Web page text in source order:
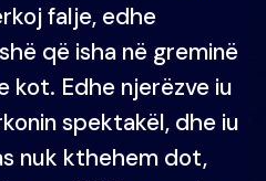
falje, edhe
që isha në greminë
kot. Edhe njerëzve iu
spektakël, dhe iu
nuk kthehem dot,